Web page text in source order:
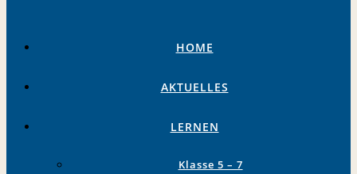
HOME
AKTUELLES
LERNEN
Klasse 5 – 7